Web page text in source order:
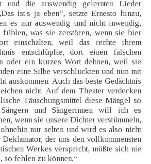
und die auswendig gelernten Lieder
ist's ja eben“, setzte Ernesto hinzu,
es nur auswendig und nicht inwendig,
fühlen, was sie zerstören, wenn sie hier
einschalten, weil das rechte ihrem
entschlüpfte, dort einen falschen
oder ein kurzes Wort dehnen, weil sie
eine Silbe verschluckten und nun mit
auskommen. Auch das beste Gedächtnis
nicht. Auf dem Theater verdecken
Täuschungsmittel diese Mängel so
und Sängerinnen will ich es
wenn sie unsere Dichter verstümmeln,
nur selten und wird es also nicht
der uns den vollkommensten
Werkes verspricht, müßte sich nie
so fehlen zu können.“